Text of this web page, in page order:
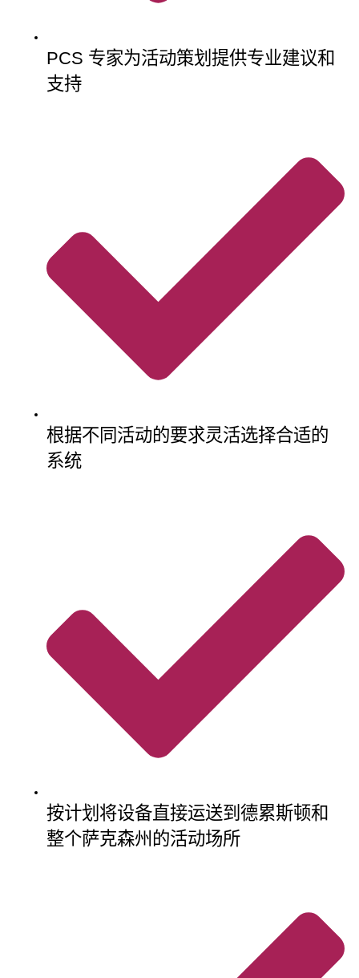
PCS 专家为活动策划提供专业建议和
支持
根据不同活动的要求灵活选择合适的
系统
按计划将设备直接运送到德累斯顿和
整个萨克森州的活动场所